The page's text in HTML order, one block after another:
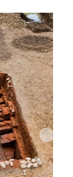
du four. Cliché Flore